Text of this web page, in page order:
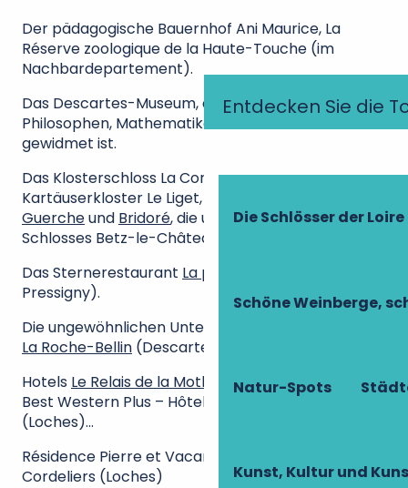
Entdecken Sie die
Die Schlösser der Loire
Schöne Weinberge,
Natur-Spots
Kunst, Kultur und
Der pädagogische Bauernhof Ani Maurice, La
Réserve zoologique de la Haute-Touche (im
Nachbardepartement).
Das Descartes-Museum, das dem berühmten
Philosophen, Mathematiker und Physiker
gewidmet ist.
Das Klosterschloss La Corroirie und das
Kartäuserkloster Le Liget, die Schlösser von
Guercheund Bridoré, die unterirdischen Gänge des
Schlosses Betz-le-Château.
Das Sternerestaurant La promenade
Pressigny).
Die ungewöhnlichen Unterkünfte der
La Roche-Bellin (Descartes)
Hotels Le Relais de la Mothe
(Yzeures-sur-Creuse),
Best Western Plus – Hôtel de la Cité royale
(Loches)…
Résidence Pierre et Vacances Le Moulin des
Cordeliers (Loches)